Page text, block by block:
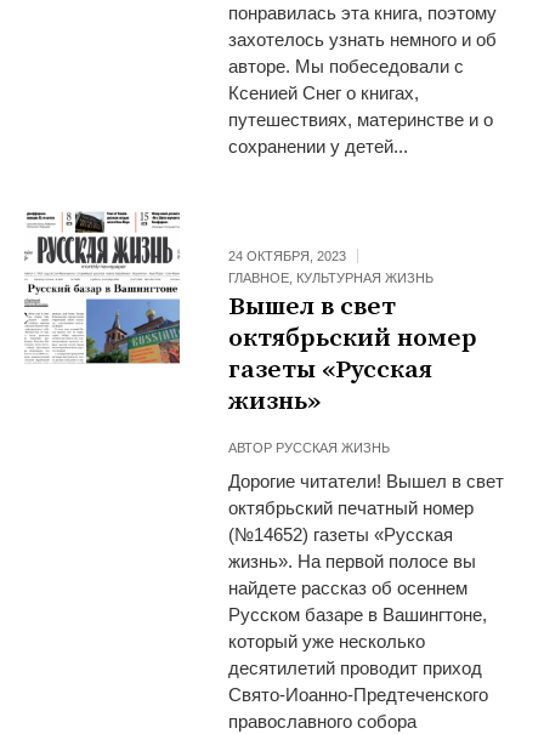
понравилась эта книга, поэтому
захотелось узнать немного и об
авторе. Мы побеседовали с
Ксенией Снег о книгах,
путешествиях, материнстве и о
сохранении у детей...
24 ОКТЯБРЯ, 2023
ГЛАВНОЕ КУЛЬТУРНАЯ ЖИЗНЬ
Вышел в свет
октябрьский номер
газеты «Русская
жизнь»
АВТОР РУССКАЯ ЖИЗНЬ
Дорогие читатели! Вышел в свет
октябрьский печатный номер
(№14652) газеты «Русская
жизнь». На первой полосе вы
найдете рассказ об осеннем
Русском базаре в Вашингтоне,
который уже несколько
десятилетий проводит приход
Свято-Иоанно-Предтеченского
православного собора